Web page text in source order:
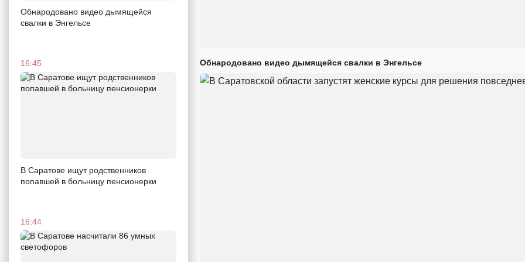
Обнародовано видео дымящейся
свалки в Энгельсе
16:45
В Саратове ищут родственников
попавшей в больницу пенсионерки
16:44
Обнародовано видео дымящейся свалки в Энгельсе